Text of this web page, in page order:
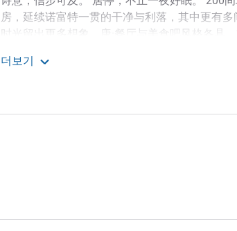
房，延续诺富特一贯的干净与利落，其中更有
时光留出更多想象。唐·餐厅与美食吧风格各具
长住短歇，生活所需，从不将就。 附近，轻松拥
逛，这里的生活气息，始终温润而近人。
더보기